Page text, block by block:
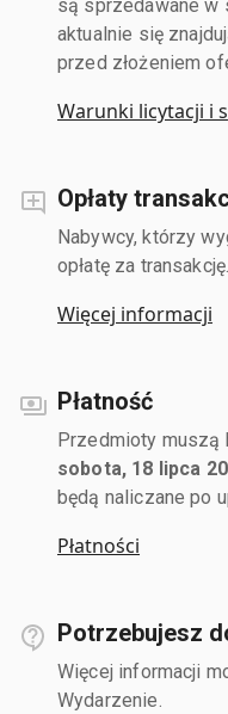
są sprzedawane w
aktualnie się
przed złożeniem
Warunki licytacji i
Opłaty
Nabywcy, którzy
opłatę za transakcję.
Więcej informacji
Płatność
Przedmioty muszą
sobota, 18 lipca
będą naliczane po
Płatności
Potrzebujesz
Więcej informacji
Wydarzenie.